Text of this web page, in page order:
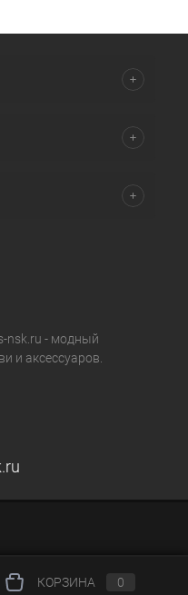
nsk.ru - модный
и аксессуаров.
КОРЗИНА 0